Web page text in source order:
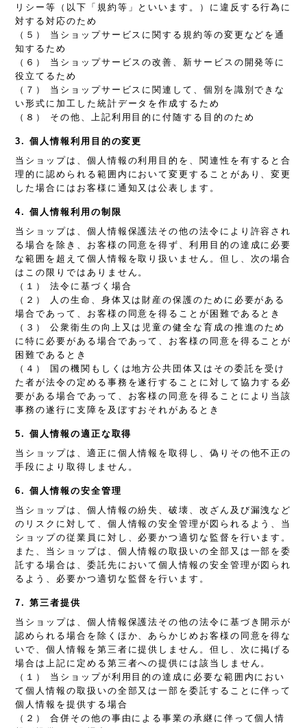
リシー等（以下「規約等」といいます。）に違反する行為に
対する対応のため
（５） 当ショップサービスに関する規約等の変更などを通
知するため
（６） 当ショップサービスの改善、新サービスの開発等に
役立てるため
（７） 当ショップサービスに関連して、個別を識別できな
い形式に加工した統計データを作成するため
（８） その他、上記利用目的に付随する目的のため
3. 個人情報利用目的の変更
当ショップは、個人情報の利用目的を、関連性を有すると合
理的に認められる範囲内において変更することがあり、変更
した場合にはお客様に通知又は公表します。
4. 個人情報利用の制限
当ショップは、個人情報保護法その他の法令により許容され
る場合を除き、お客様の同意を得ず、利用目的の達成に必要
な範囲を超えて個人情報を取り扱いません。但し、次の場合
はこの限りではありません。
（１） 法令に基づく場合
（２） 人の生命、身体又は財産の保護のために必要がある
場合であって、お客様の同意を得ることが困難であるとき
（３） 公衆衛生の向上又は児童の健全な育成の推進のため
に特に必要がある場合であって、お客様の同意を得ることが
困難であるとき
（４） 国の機関もしくは地方公共団体又はその委託を受け
た者が法令の定める事務を遂行することに対して協力する必
要がある場合であって、お客様の同意を得ることにより当該
事務の遂行に支障を及ぼすおそれがあるとき
5. 個人情報の適正な取得
当ショップは、適正に個人情報を取得し、偽りその他不正の
手段により取得しません。
6. 個人情報の安全管理
当ショップは、個人情報の紛失、破壊、改ざん及び漏洩など
のリスクに対して、個人情報の安全管理が図られるよう、当
ショップの従業員に対し、必要かつ適切な監督を行います。
また、当ショップは、個人情報の取扱いの全部又は一部を委
託する場合は、委託先において個人情報の安全管理が図られ
るよう、必要かつ適切な監督を行います。
7. 第三者提供
当ショップは、個人情報保護法その他の法令に基づき開示が
認められる場合を除くほか、あらかじめお客様の同意を得な
いで、個人情報を第三者に提供しません。但し、次に掲げる
場合は上記に定める第三者への提供には該当しません。
（１） 当ショップが利用目的の達成に必要な範囲内におい
て個人情報の取扱いの全部又は一部を委託することに伴って
個人情報を提供する場合
（２） 合併その他の事由による事業の承継に伴って個人情